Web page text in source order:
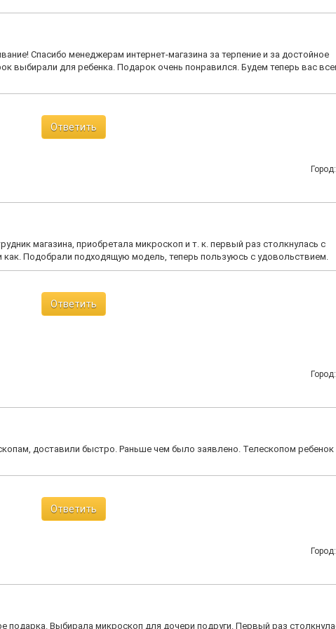
Спасибо менеджерам интернет-магазина за терпение и за достойное
выбирали для ребенка. Подарок очень понравился. Будем теперь вас
Ответить
магазина, приобретала микроскоп и т. к. первый раз столкнулась с
как. Подобрали подходящую модель, теперь пользуюсь с удовольствием.
Ответить
доставили быстро. Раньше чем было заявлено. Телескопом ребенок
Ответить
подарка. Выбирала микроскоп для дочери подруги. Первый раз